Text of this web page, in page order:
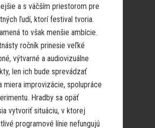
a s väčším priestorom pre
ľudí, ktorí festival tvoria.
to však menšie ambície.
ročník prinesie veľké
výtvarné a audiovizuálne
len ich bude sprevádzať
miera improvizácie, spolupráce
Hradby sa opäť
vytvoriť situáciu, v ktorej
programové línie nefungujú